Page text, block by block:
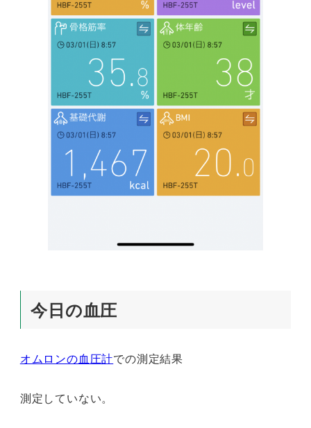
今日の血圧
オムロンの血圧計での測定結果
測定していない。